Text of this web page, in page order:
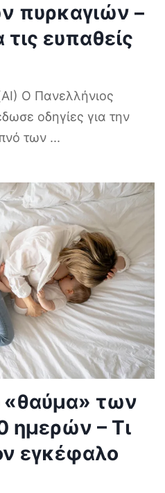
πυρκαγιών –
ευπαθείς
Ο Πανελλήνιος
οδηγίες για την
των ...
των
ημερών – Τι
εγκέφαλο